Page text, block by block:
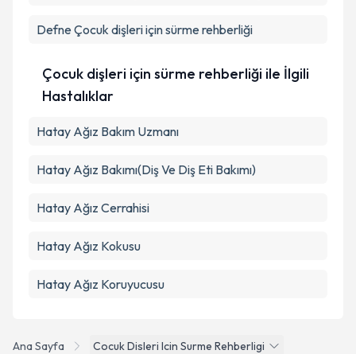
Takvim Talebini Gönder
Ana Sayfa
Cocuk Disleri Icin Surme Rehberligi
Defne Çocuk dişleri için sürme rehberliği
Çocuk dişleri için sürme rehberliği ile İlgili
Hastalıklar
Hatay Ağız Bakım Uzmanı
Hatay Ağız Bakımı(Diş Ve Diş Eti Bakımı)
Hatay Ağız Cerrahisi
Hatay Ağız Kokusu
Hatay Ağız Koruyucusu